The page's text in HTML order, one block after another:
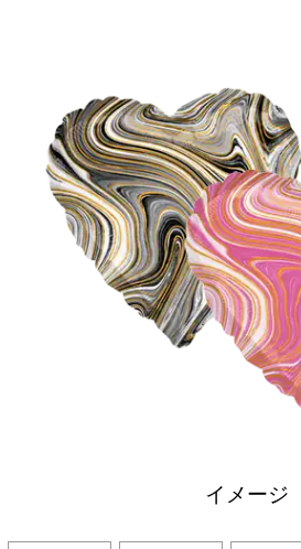
イメージ